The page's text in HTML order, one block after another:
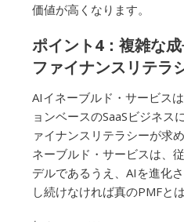
価値が高くなります。
ポイント4：複雑な
ファイナンスリテラ
AIイネーブルド・サービス
ョンベースのSaaSビジネス
ァイナンスリテラシーが求
ネーブルド・サービスは、
デルであるうえ、AIを進化
し続けなければ真のPMFと